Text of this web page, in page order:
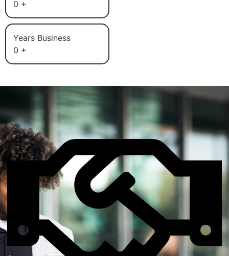
0 +
Years Business
0 +